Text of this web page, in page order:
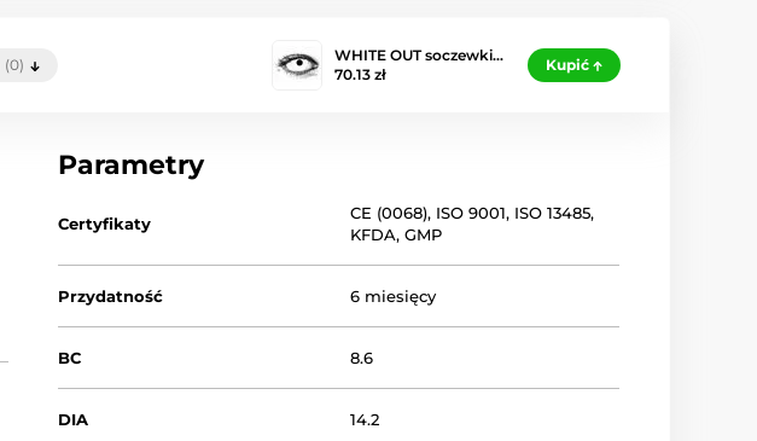
(0)
WHITE OUT soczewki…
70.13 zł
Kupić
Parametry
Certyfikaty
CE (0068), ISO 9001, ISO 13485,
KFDA,GMP
Przydatność 6 miesięcy
BC 8.6
DIA 14.2